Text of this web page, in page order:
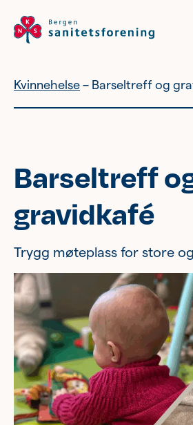
Vil du bli frivillig? Om
Bli medlem
Nyhetsbrev
Om tilbudene våre
Kvinnehelse
Ung
Eldre
Om oss
Kvinnehelse Barseltreff og
Barseltreff
gravidkafé
Trygg møteplass for store